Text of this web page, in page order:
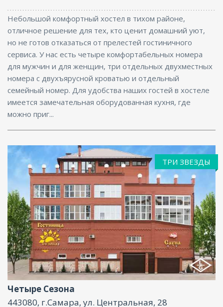
Небольшой комфортный хостел в тихом районе,
отличное решение для тех, кто ценит домашний уют,
но не готов отказаться от прелестей гостиничного
сервиса. У нас есть четыре комфортабельных номера
для мужчин и для женщин, три отдельных двухместных
номера с двухъярусной кроватью и отдельный
семейный номер. Для удобства наших гостей в хостеле
имеется замечательная оборудованная кухня, где
можно приг...
Бассейн, Парковка, Интернет, Баня
ТРИ ЗВЕЗДЫ
Четыре Сезона
443080, г.Самара, ул. Центральная, 28